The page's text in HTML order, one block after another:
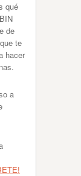
qué
de
te
hacer
a